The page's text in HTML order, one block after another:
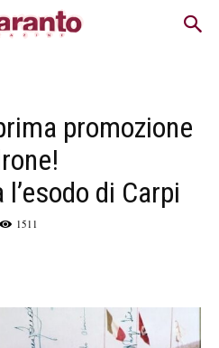
promozione
di Carpi
1511